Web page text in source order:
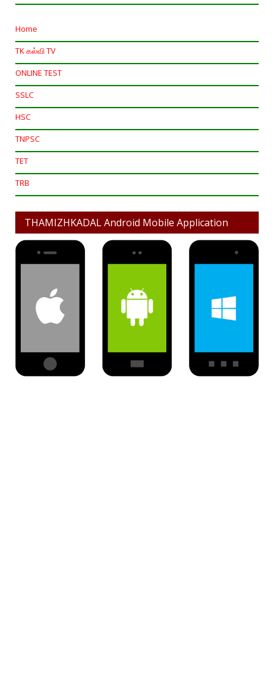
Home
TK கல்வி TV
ONLINE TEST
SSLC
HSC
TNPSC
TET
TRB
THAMIZHKADAL Android Mobile Application